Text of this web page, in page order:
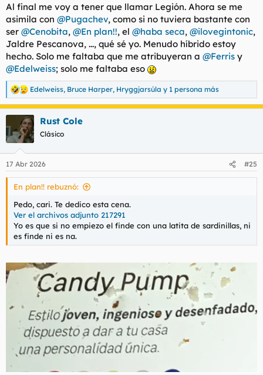
Al final me voy a tener que llamar Legión. Ahora se me
asimila con @Pugachev, como si no tuviera bastante con
ser @Cenobita, @En plan!!, el @haba seca, @ilovegintonic,
Jaldre Pescanova, ..., qué sé yo. Menudo híbrido estoy
hecho. Solo me faltaba que me atribuyeran a @Ferris y
@Edelweiss; solo me faltaba eso
R
e
a
c
i
e
s
Edelweiss, Bruce Harper, Hryggjarsúla y 1 persona más
Rust Cole
Clásico
17 Abr 2026 #25
En plan!! rebuznó:
Pedo, cari. Te dedico esta cena.
Ver el archivos adjunto 217291
Yo es que si no empiezo el finde con una latita de sardinillas, ni
es finde ni es na.